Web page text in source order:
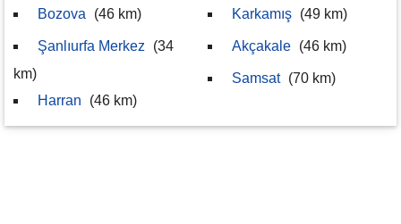
Bozova (46 km)
Şanlıurfa Merkez
(34
km)
Harran
(46 km)
Karkamış (49 km)
Akçakale (46 km)
Samsat (70 km)